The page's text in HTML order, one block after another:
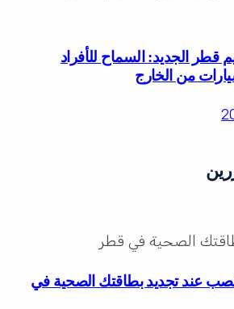
قطر الجديد: السماح للأفراد
من الخارج
عند تجديد بطاقتك الصحية في